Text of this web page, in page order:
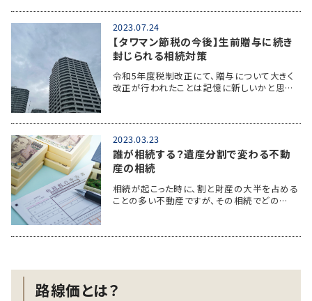
2023.07.24
【タワマン節税の今後】生前贈与に続き
封じられる相続対策
令和5年度税制改正にて、贈与について大きく
改正が行われたことは記憶に新しいかと思…
2023.03.23
誰が相続する？遺産分割で変わる不動
産の相続
相続が起こった時に、割と財産の大半を占める
ことの多い不動産ですが、その相続でどの…
路線価とは？